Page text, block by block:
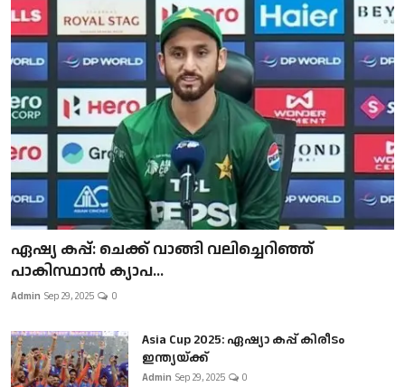
ഏഷ്യ കപ്പ്: ചെക്ക് വാങ്ങി വലിച്ചെറിഞ്ഞ്
പാകിസ്ഥാൻ ക്യാപ...
Admin Sep 29, 2025 0
Asia Cup 2025: ഏഷ്യാ കപ്പ് കിരീടം
ഇന്ത്യയ്ക്ക്
Admin Sep 29, 2025 0